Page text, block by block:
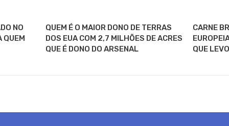
NO
QUEM
QUEM É O MAIOR DONO DE TERRAS
DOS EUA COM 2,7 MILHÕES DE ACRES
QUE É DONO DO ARSENAL
CARNE
QUE